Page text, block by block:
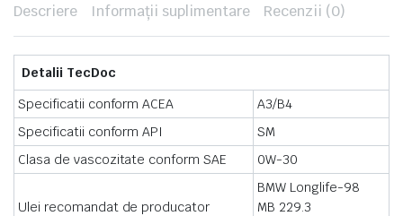
Descriere Informații suplimentare Recenzii (0)
Detalii TecDoc
Specificatii conform ACEA
A3/B4
Specificatii conform API
SM
Clasa de vascozitate conform SAE
0W-30
Ulei recomandat de producator
BMW Longlife-98
MB 229.3